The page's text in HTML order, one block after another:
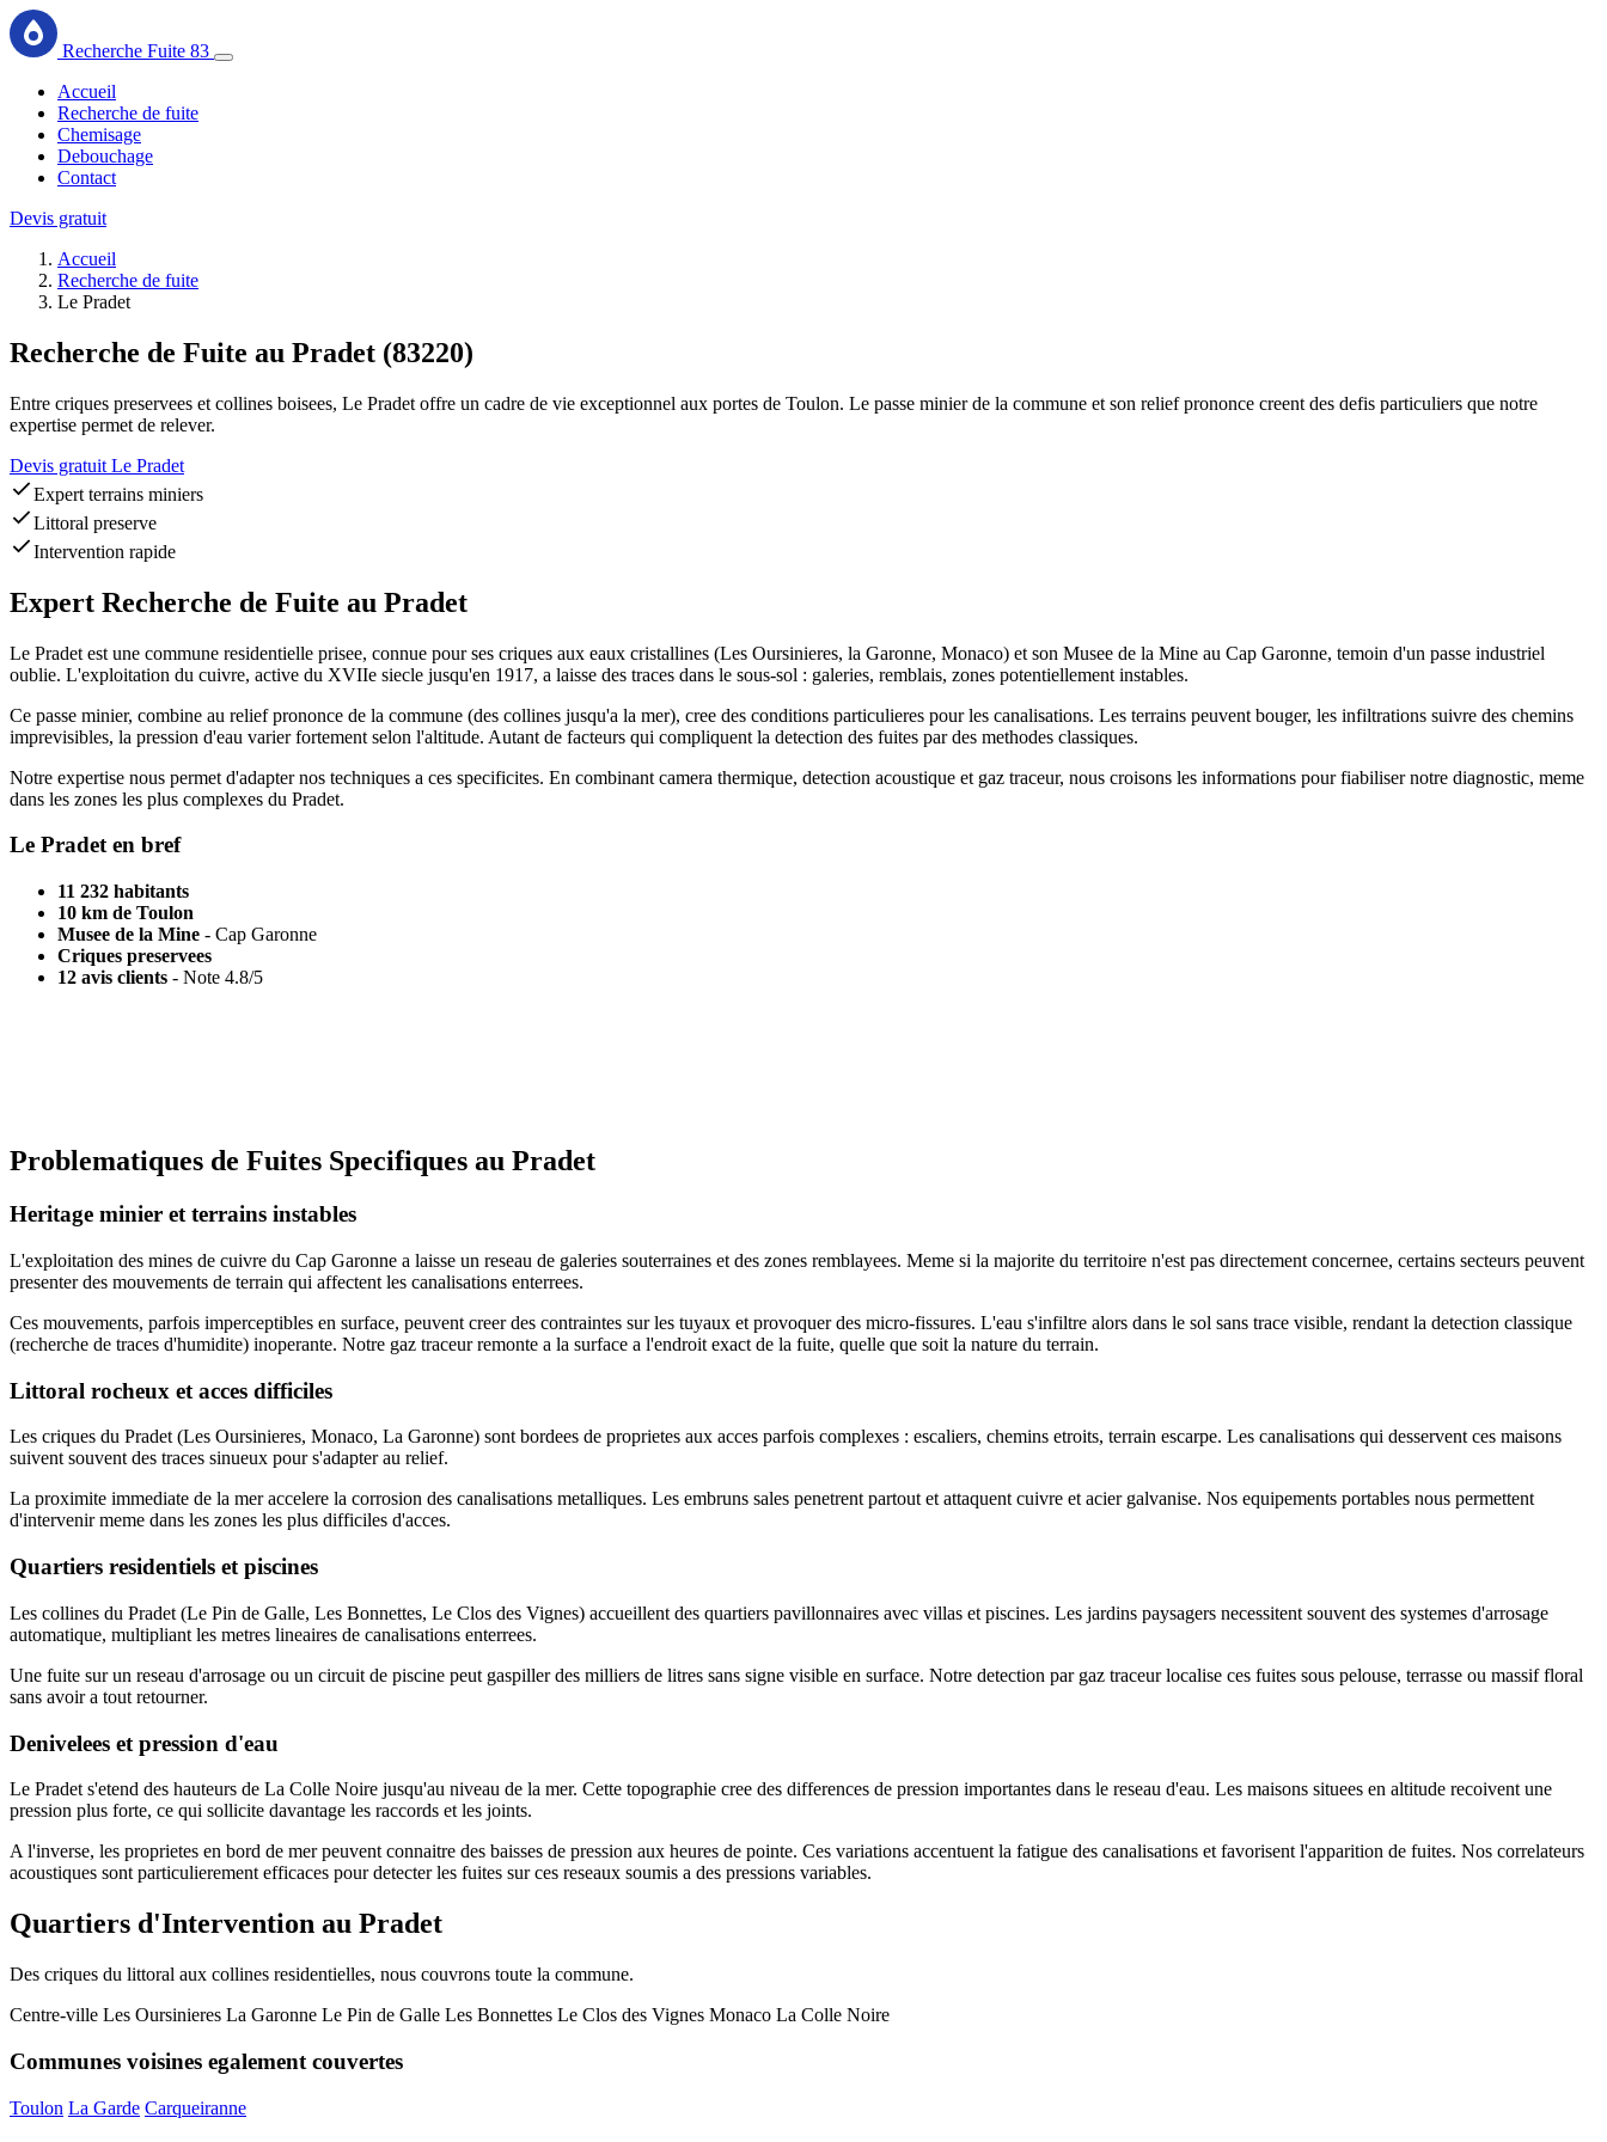
Recherche Fuite 83
Accueil
Recherche de fuite
Chemisage
Debouchage
Contact
Devis gratuit
Accueil
Recherche de fuite
Le Pradet
Recherche de Fuite au Pradet (83220)
Entre criques preservees et collines boisees, Le Pradet offre un cadre de vie exceptionnel aux portes de Toulon. Le passe minier de la commune et son relief prononce creent des defis particuliers que notre
expertise permet de relever.
Devis gratuit Le Pradet
Expert terrains miniers
Littoral preserve
Intervention rapide
Expert Recherche de Fuite au Pradet
Le Pradet est une commune residentielle prisee, connue pour ses criques aux eaux cristallines (Les Oursinieres, la Garonne, Monaco) et son Musee de la Mine au Cap Garonne, temoin d'un passe industriel
oublie. L'exploitation du cuivre, active du XVIIe siecle jusqu'en 1917, a laisse des traces dans le sous-sol : galeries, remblais, zones potentiellement instables.
Ce passe minier, combine au relief prononce de la commune (des collines jusqu'a la mer), cree des conditions particulieres pour les canalisations. Les terrains peuvent bouger, les infiltrations suivre des chemins
imprevisibles, la pression d'eau varier fortement selon l'altitude. Autant de facteurs qui compliquent la detection des fuites par des methodes classiques.
Notre expertise nous permet d'adapter nos techniques a ces specificites. En combinant camera thermique, detection acoustique et gaz traceur, nous croisons les informations pour fiabiliser notre diagnostic, meme
dans les zones les plus complexes du Pradet.
Le Pradet en bref
11 232 habitants
10 km de Toulon
Musee de la Mine - Cap Garonne
Criques preservees
12 avis clients - Note 4.8/5
Problematiques de Fuites Specifiques au Pradet
Heritage minier et terrains instables
L'exploitation des mines de cuivre du Cap Garonne a laisse un reseau de galeries souterraines et des zones remblayees. Meme si la majorite du territoire n'est pas directement concernee, certains secteurs peuvent
presenter des mouvements de terrain qui affectent les canalisations enterrees.
Ces mouvements, parfois imperceptibles en surface, peuvent creer des contraintes sur les tuyaux et provoquer des micro-fissures. L'eau s'infiltre alors dans le sol sans trace visible, rendant la detection classique
(recherche de traces d'humidite) inoperante. Notre gaz traceur remonte a la surface a l'endroit exact de la fuite, quelle que soit la nature du terrain.
Littoral rocheux et acces difficiles
Les criques du Pradet (Les Oursinieres, Monaco, La Garonne) sont bordees de proprietes aux acces parfois complexes : escaliers, chemins etroits, terrain escarpe. Les canalisations qui desservent ces maisons
suivent souvent des traces sinueux pour s'adapter au relief.
La proximite immediate de la mer accelere la corrosion des canalisations metalliques. Les embruns sales penetrent partout et attaquent cuivre et acier galvanise. Nos equipements portables nous permettent
d'intervenir meme dans les zones les plus difficiles d'acces.
Quartiers residentiels et piscines
Les collines du Pradet (Le Pin de Galle, Les Bonnettes, Le Clos des Vignes) accueillent des quartiers pavillonnaires avec villas et piscines. Les jardins paysagers necessitent souvent des systemes d'arrosage
automatique, multipliant les metres lineaires de canalisations enterrees.
Une fuite sur un reseau d'arrosage ou un circuit de piscine peut gaspiller des milliers de litres sans signe visible en surface. Notre detection par gaz traceur localise ces fuites sous pelouse, terrasse ou massif floral
sans avoir a tout retourner.
Denivelees et pression d'eau
Le Pradet s'etend des hauteurs de La Colle Noire jusqu'au niveau de la mer. Cette topographie cree des differences de pression importantes dans le reseau d'eau. Les maisons situees en altitude recoivent une
pression plus forte, ce qui sollicite davantage les raccords et les joints.
A l'inverse, les proprietes en bord de mer peuvent connaitre des baisses de pression aux heures de pointe. Ces variations accentuent la fatigue des canalisations et favorisent l'apparition de fuites. Nos correlateurs
acoustiques sont particulierement efficaces pour detecter les fuites sur ces reseaux soumis a des pressions variables.
Quartiers d'Intervention au Pradet
Des criques du littoral aux collines residentielles, nous couvrons toute la commune.
Centre-ville Les Oursinieres La Garonne Le Pin de Galle Les Bonnettes Le Clos des Vignes Monaco La Colle Noire
Communes voisines egalement couvertes
Toulon La Garde Carqueiranne